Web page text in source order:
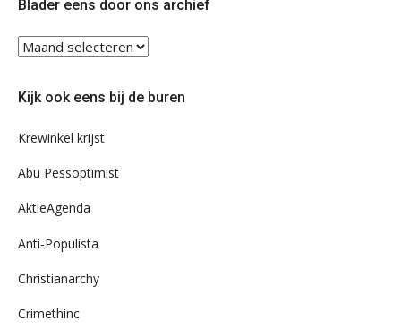
Blader eens door ons archief
Blader
eens
ons
Kijk ook eens bij de buren
Krewinkel krijst
Abu Pessoptimist
AktieAgenda
Anti-Populista
Christianarchy
Crimethinc